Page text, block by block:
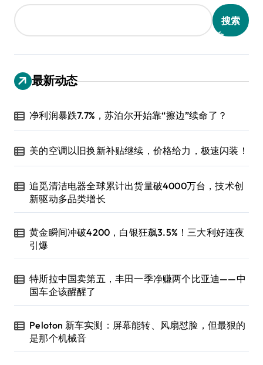
搜索
最新动态
净利润暴跌7.7%，苏泊尔开始靠“擦边”续命了？
美的空调以旧换新补贴继续，价格给力，极速闪装！
追觅清洁电器全球累计出货量破4000万台，技术创
新驱动多品类增长
黄金瞬间冲破4200，白银狂飙3.5%！三大利好连夜
引爆
特斯拉中国卖第五，丰田一季净赚两个比亚迪——中
国车企该醒醒了
Peloton 新车实测：屏幕能转、风扇怼脸，但最狠的
是那个机械音